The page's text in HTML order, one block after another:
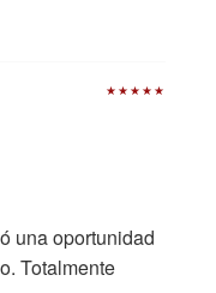
★★★★★
una oportunidad
Totalmente